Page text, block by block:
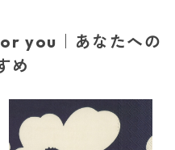
you｜あなたへの
め